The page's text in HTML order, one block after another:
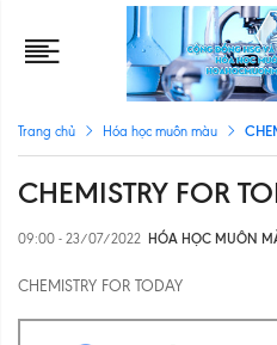
Trang chủ Hóa học muôn màu
CHEMISTRY FOR
09:00 - 23/07/2022 HÓA HỌC MUÔN
CHEMISTRY FOR TODAY